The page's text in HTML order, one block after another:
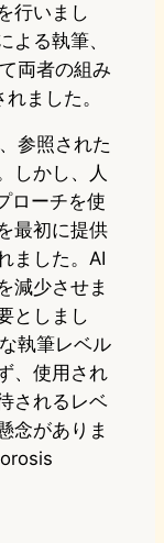
行いまし
よる執筆、
両者の組み
ました。
参照された
しかし、人
ローチを使
最初に提供
ました。AI
減少させま
としまし
執筆レベル
、使用され
されるレベ
念がありま